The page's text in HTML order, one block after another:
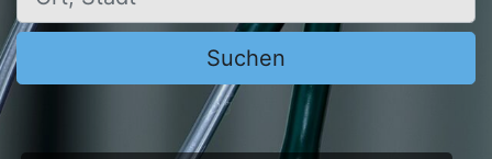
Suchen